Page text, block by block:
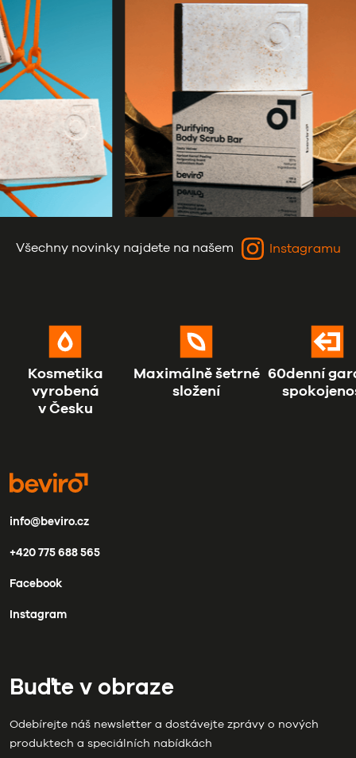
Všechny novinky najdete na našem Instagramu
Kosmetika
vyrobená
v Česku
Maximálně šetrné
složení
60denní
info@beviro.cz
+420 775 688 565
Facebook
Instagram
Buďte v obraze
Odebírejte náš newsletter a dostávejte zprávy o nových
produktech a speciálních nabídkách